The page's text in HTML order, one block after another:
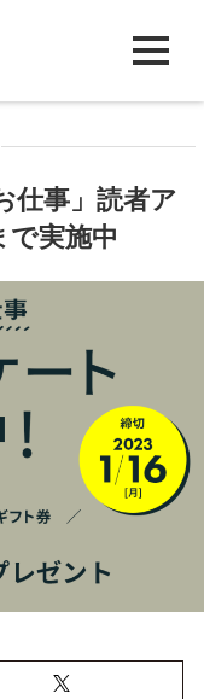
仕事」読者ア
で実施中